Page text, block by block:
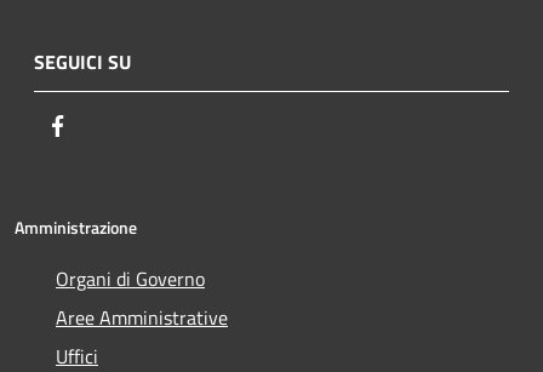
SEGUICI SU
Amministrazione
Organi di Governo
Aree Amministrative
Uffici